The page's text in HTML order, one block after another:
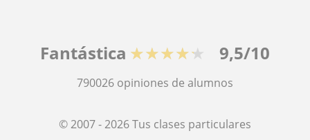
Fantástica ★★★★★ 9,5/10
790026 opiniones de alumnos
© 2007 - 2026 Tus clases particulares